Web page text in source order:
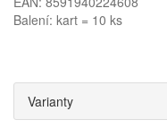
Balení: kart = 10 ks
Varianty